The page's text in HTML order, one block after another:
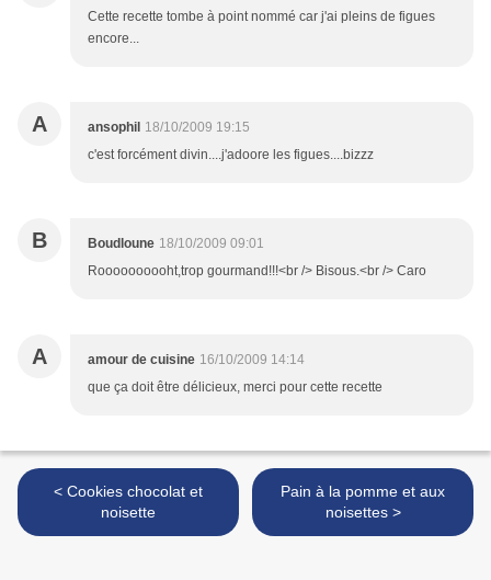
Cette recette tombe à point nommé car j'ai pleins de figues
encore...
A ansophil 18/10/2009 19:15
c'est forcément divin....j'adoore les figues....bizzz
B Boudloune 18/10/2009 09:01
Roooooooooht,trop gourmand!!!<br /> Bisous.<br /> Caro
A amour de cuisine 16/10/2009 14:14
que ça doit être délicieux, merci pour cette recette
< Cookies chocolat et
noisette
Pain à la pomme et aux
noisettes >